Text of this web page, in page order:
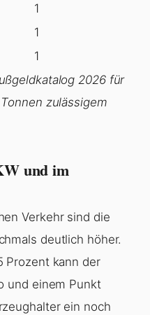
1
1
1
2026 für
zulässigem
und im
Verkehr sind die
deutlich höher.
Prozent kann der
und einem Punkt
ein noch